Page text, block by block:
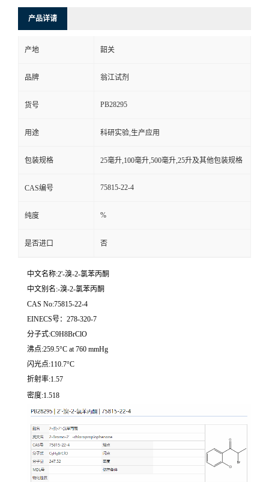
产品详请
产地 韶关
品牌 翁江试剂
货号 PB28295
用途 科研实验,生产应用
包装规格 25毫升,100毫升,500毫升,25升及其他包装规格
CAS编号 75815-22-4
纯度 %
是否进口 否
中文名称:2'-溴-2-氯苯丙酮
中文别名:-溴-2-氯苯丙酮
CAS No:75815-22-4
EINECS号：278-320-7
分子式:C9H8BrClO
沸点:259.5°C at 760 mmHg
闪光点:110.7°C
折射率:1.57
密度:1.518